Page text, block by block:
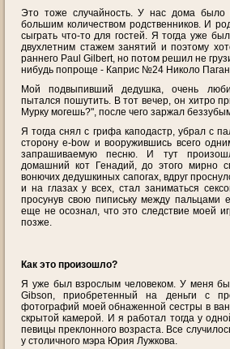
Это тоже случайность. У нас дома было
большим количеством родственников. И
сыграть что-то для гостей. Я тогда уже
двухлетним стажем занятий и поэтому
раннего Paul Gilbert, но потом решил не
нибудь попроще - Каприс №24 Николо
Мой подвыпивший дедушка, очень
пытался пошутить. В тот вечер, он хитро
Мурку могешь?", после чего заржал
Я тогда снял с грифа каподастр, убрал с
сторону e-bow и вооружившись всего
запрашиваемую песню. И тут
домашний кот Генадий, до этого мирно
вонючих дедушкиных сапогах, вдруг
и на глазах у всех, стал заниматься
просунув свою пипиську между пальцами
еще не осознал, что это следствие моей
позже.
Как это произошло?
Я уже был взрослым человеком. У меня
Gibson, приобретенный на деньги с
фотографий моей обнаженной сестры в
скрытой камерой. И я работал тогда у
певицы преклонного возраста. Все
у столичного мэра Юрия Лужкова.